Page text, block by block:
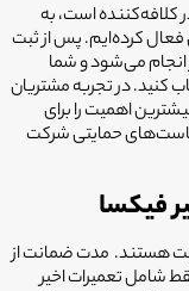
کلافه‌کننده است، به
اعزام سریع را در بیش از 19 استان فعال کرده‌ایم. پس از ثبت
انجام می‌شود و شما
کنید. در تجربه مشتریان
اهمیت را برای
سیاست‌های حمایتی شرکت
۶ ماه ضمانت کیفیت هستند. مدت ضمانت از
شامل تعمیرات اخیر